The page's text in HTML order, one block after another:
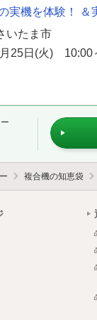
実機を体験！ ＆
いたま市
25日(火) 10:00
複合機の知恵袋